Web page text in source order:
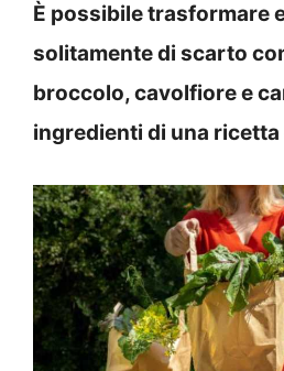
È possibile trasformare
solitamente di scarto
broccolo, cavolfiore e
ingredienti di una